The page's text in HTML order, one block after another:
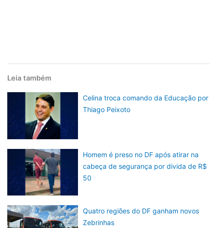
Leia também
Celina troca comando da Educação por
Thiago Peixoto
Homem é preso no DF após atirar na
cabeça de segurança por divida de R$
50
Quatro regiões do DF ganham novos
Zebrinhas